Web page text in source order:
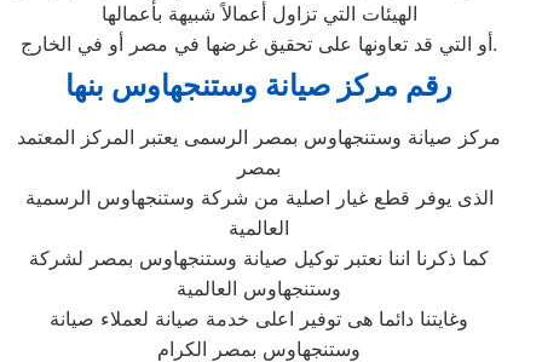
الهيئات التي تزاول أعمالاً شبيهة بأعمالها
أو التي قد تعاونها على تحقيق غرضها في مصر أو في الخارج.
رقم مركز صيانة وستنجهاوس بنها
مركز صيانة وستنجهاوس بمصر الرسمى يعتبر المركز المعتمد
بمصر
الذى يوفر قطع غيار اصلية من شركة وستنجهاوس الرسمية
العالمية
كما ذكرنا اننا نعتبر توكيل صيانة وستنجهاوس بمصر لشركة
وستنجهاوس العالمية
وغايتنا دائما هى توفير اعلى خدمة صيانة لعملاء صيانة
وستنجهاوس بمصر الكرام